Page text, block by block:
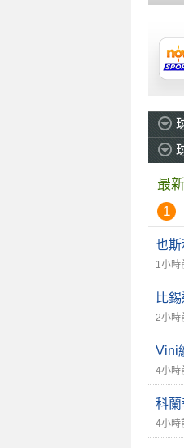
最
1
也斯
1小時
比
2小時
Vini
4小時
科
4小時